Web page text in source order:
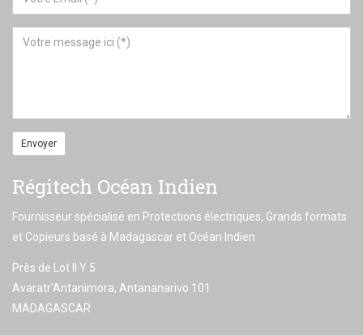
Envoyer
Régitech Océan Indien
Fournisseur spécialisé en Protections électriques, Grands formats
et Copieurs basé à Madagascar et Océan Indien
Près de Lot II Y 5
Avaratr'Antanimora, Antananarivo 101
MADAGASCAR